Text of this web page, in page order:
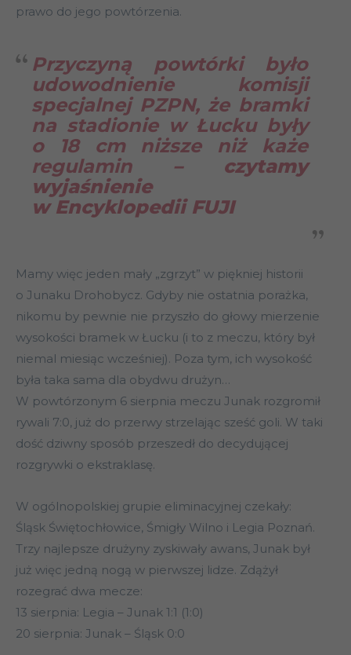
prawo do jego powtórzenia.
Przyczyną powtórki było
udowodnienie komisji
specjalnej PZPN, że bramki
na stadionie w Łucku były
o 18 cm niższe niż każe
regulamin – czytamy
wyjaśnienie
w Encyklopedii FUJI
Mamy więc jeden mały „zgrzyt” w piękniej historii
o Junaku Drohobycz. Gdyby nie ostatnia porażka,
nikomu by pewnie nie przyszło do głowy mierzenie
wysokości bramek w Łucku (i to z meczu, który był
niemal miesiąc wcześniej). Poza tym, ich wysokość
była taka sama dla obydwu drużyn…
W powtórzonym 6 sierpnia meczu Junak rozgromił
rywali 7:0, już do przerwy strzelając sześć goli. W taki
dość dziwny sposób przeszedł do decydującej
rozgrywki o ekstraklasę.
W ogólnopolskiej grupie eliminacyjnej czekały:
Śląsk Świętochłowice, Śmigły Wilno i Legia Poznań.
Trzy najlepsze drużyny zyskiwały awans, Junak był
już więc jedną nogą w pierwszej lidze. Zdążył
rozegrać dwa mecze:
13 sierpnia: Legia – Junak 1:1 (1:0)
20 sierpnia: Junak – Śląsk 0:0